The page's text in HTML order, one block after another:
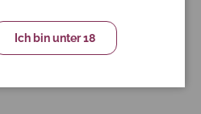
Nährwerte
Ich bin unter 18